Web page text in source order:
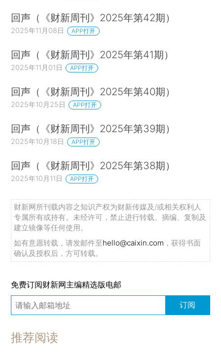
回声（《财新周刊》2025年第42期）
2025年11月08日 APP打开
回声（《财新周刊》2025年第41期）
2025年11月01日 APP打开
回声（《财新周刊》2025年第40期）
2025年10月25日 APP打开
回声（《财新周刊》2025年第39期）
2025年10月18日 APP打开
回声（《财新周刊》2025年第38期）
2025年10月11日 APP打开
财新网所刊载内容之知识产权为财新传媒及/或相关权利人
专属所有或持有。未经许可，禁止进行转载、摘编、复制及
建立镜像等任何使用。
如有意愿转载，请发邮件至hello@caixin.com ，获得书面
确认及授权后，方可转载。
免费订阅财新网主编精选版电邮
订阅
推荐阅读